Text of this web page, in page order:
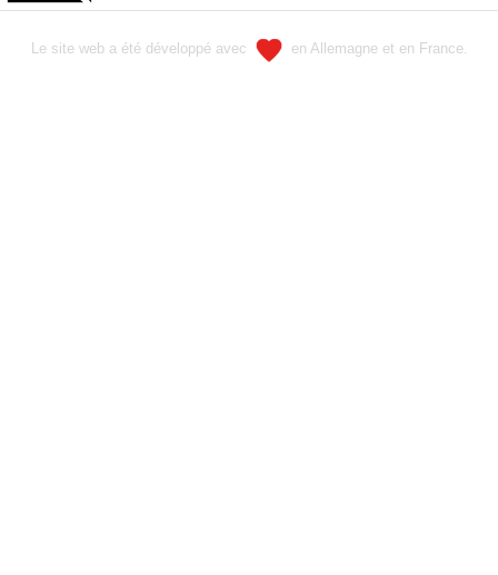
Le site web a été développé avec en Allemagne et en France.